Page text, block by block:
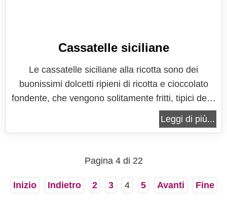
Cassatelle siciliane
Le cassatelle siciliane alla ricotta sono dei
buonissimi dolcetti ripieni di ricotta e cioccolato
fondente, che vengono solitamente fritti, tipici della
terra sicula. Le cassatelle sono un dolce che
appartiene alla tradizione dei dolci di Carnevale,
come Natale e...
Leggi di più...
Pagina 4 di 22
Inizio Indietro 2 3 4 5 Avanti Fine